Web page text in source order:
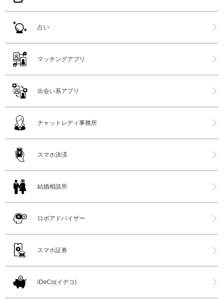
占い
マッチングアプリ
出会い系アプリ
チャットレディ事務所
スマホ決済
結婚相談所
ロボアドバイザー
スマホ証券
iDeCo(イデコ)